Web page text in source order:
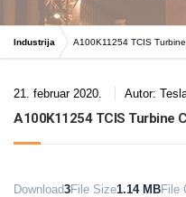
Industrija A100K11254 TCIS
21. februar 2020. Autor:
A100K11254 TCIS Turbine
Download3File Size1.14 MBFile